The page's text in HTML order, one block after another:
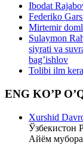
Ibodat
Federiko
Mirtemir
Sulaymon
siyrati va
bag’ishlov
Tolibi ilm
ENG KO’P
Xurshid
Ўзбекистон
Айём